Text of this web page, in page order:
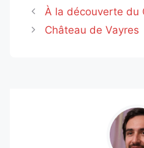
À la découverte du
Château de Vayres